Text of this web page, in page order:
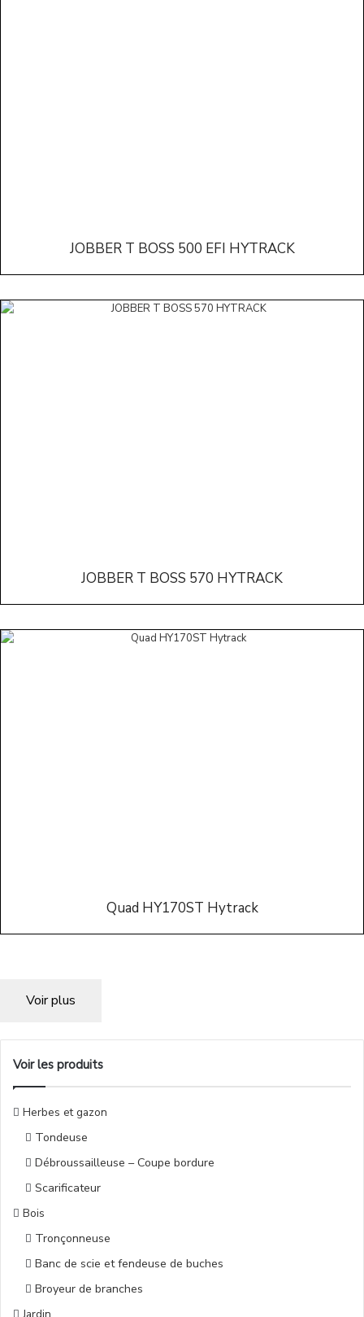
JOBBER T BOSS 500 EFI HYTRACK
JOBBER T BOSS 570 HYTRACK
Quad HY170ST Hytrack
Voir plus
Voir les produits
Herbes et gazon
Tondeuse
Débroussailleuse – Coupe bordure
Scarificateur
Bois
Tronçonneuse
Banc de scie et fendeuse de buches
Broyeur de branches